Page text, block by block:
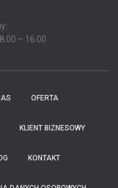
– 16.00
OFERTA
KLIENT BIZNESOWY
KONTAKT